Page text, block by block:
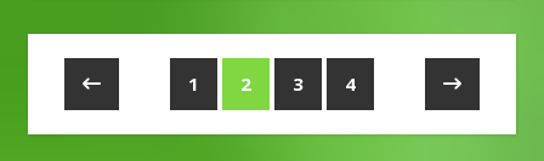
1 2 3 4